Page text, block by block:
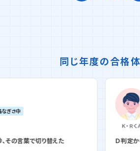
同じ年度の合格
広島学
Ｄ判定から寝る前三十分の暗